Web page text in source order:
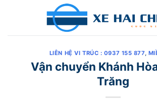
LIÊN HỆ VI TRÚC : 0937 155 877,
Vận chuyển Khánh
Trăng